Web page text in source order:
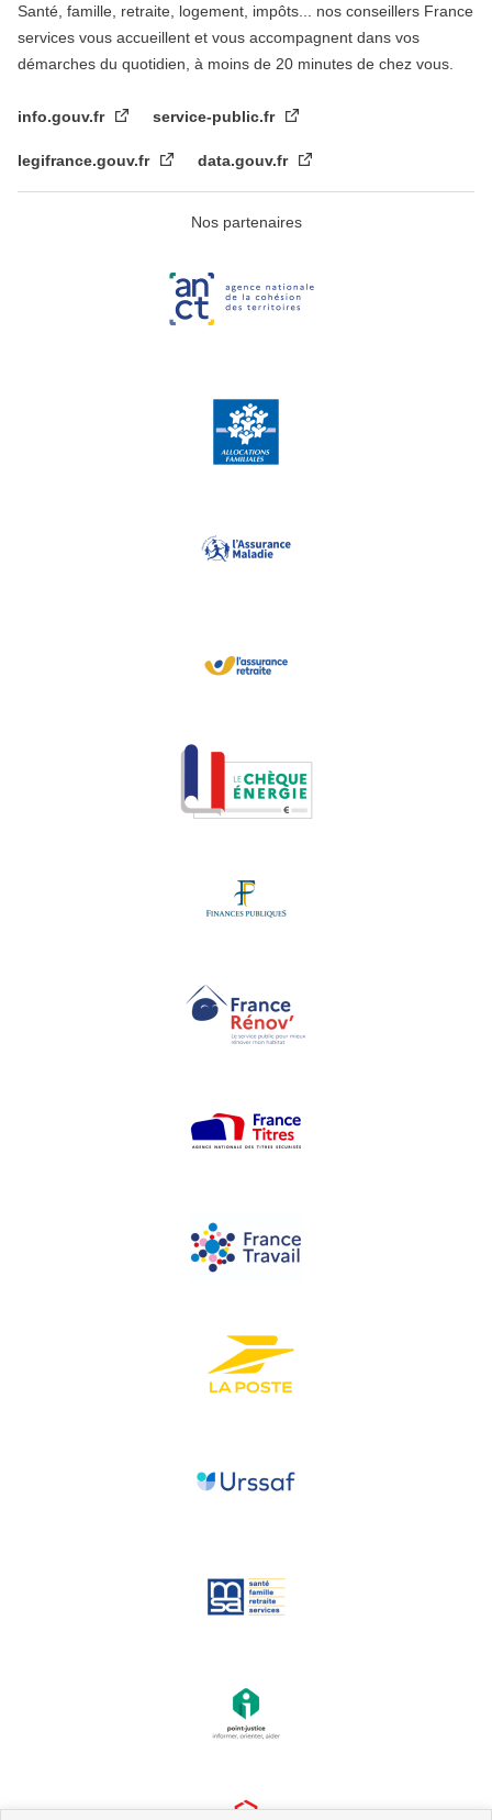
Santé, famille, retraite, logement, impôts... nos conseillers France
services vous accueillent et vous accompagnent dans vos
démarches du quotidien, à moins de 20 minutes de chez vous.
info.gouv.fr service-public.fr
legifrance.gouv.fr data.gouv.fr
Nos partenaires